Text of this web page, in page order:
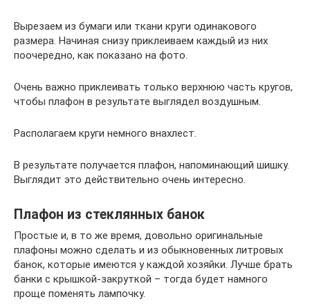
Вырезаем из бумаги или ткани круги одинакового
размера. Начиная снизу приклеиваем каждый из них
поочередно, как показано на фото.
Очень важно приклеивать только верхнюю часть кругов,
чтобы плафон в результате выглядел воздушным.
Располагаем круги немного внахлест.
В результате получается плафон, напоминающий шишку.
Выглядит это действительно очень интересно.
Плафон из стеклянных банок
Простые и, в то же время, довольно оригинальные
плафоны можно сделать и из обыкновенных литровых
банок, которые имеются у каждой хозяйки. Лучше брать
банки с крышкой-закруткой – тогда будет намного
проще поменять лампочку.